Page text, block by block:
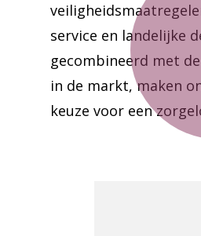
service en landelijke
gecombineerd met
in de markt, maken
keuze voor een